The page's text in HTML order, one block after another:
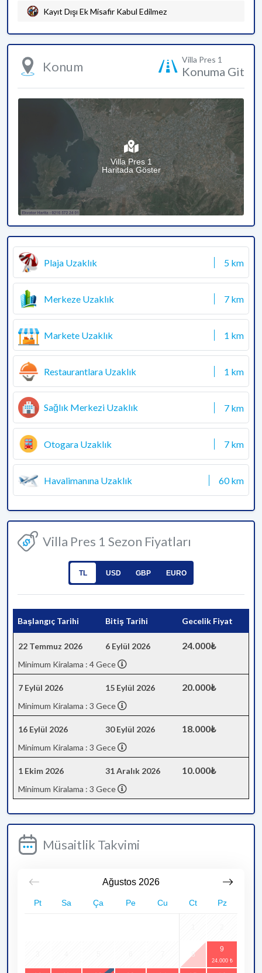
Kayıt Dışı Ek Misafir Kabul Edilmez
Konum Villa Pres 1
Konuma Git
Villa Pres 1
Haritada Göster
Plaja Uzaklık 5 km
Merkeze Uzaklık 7 km
Markete Uzaklık 1 km
Restaurantlara Uzaklık 1 km
Sağlık Merkezi Uzaklık 7 km
Otogara Uzaklık 7 km
Havalimanına Uzaklık 60 km
Villa Pres 1 Sezon Fiyatları
TL USD GBP EURO
Başlangıç Tarihi Bitiş Tarihi Gecelik Fiyat
22 Temmuz 2026 6 Eylül 2026 24.000₺
Minimum Kiralama : 4 Gece
7 Eylül 2026 15 Eylül 2026 20.000₺
Minimum Kiralama : 3 Gece
16 Eylül 2026 30 Eylül 2026 18.000₺
Minimum Kiralama : 3 Gece
1 Ekim 2026 31 Aralık 2026 10.000₺
Minimum Kiralama : 3 Gece
Müsaitlik Takvimi
Ağustos 2026
Pt Sa Ça Pe Cu Ct Pz
8
9